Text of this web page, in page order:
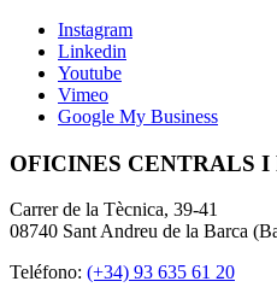
Instagram
Linkedin
Youtube
Vimeo
Google My Business
OFICINES CENTRALS
Carrer de la Tècnica, 39-41
08740 Sant Andreu de la Barca
Teléfono: (+34) 93 635 61 20